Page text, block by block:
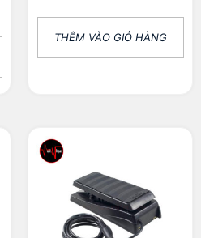
THÊM VÀO GIỎ HÀNG